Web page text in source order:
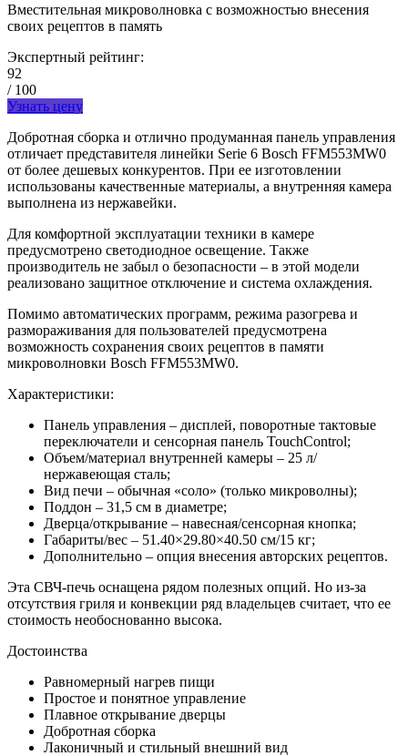
Вместительная микроволновка с возможностью внесения
своих рецептов в память
Экспертный рейтинг:
92
/ 100
Узнать цену
Добротная сборка и отлично продуманная панель управления
отличает представителя линейки Serie 6 Bosch FFM553MW0
от более дешевых конкурентов. При ее изготовлении
использованы качественные материалы, а внутренняя камера
выполнена из нержавейки.
Для комфортной эксплуатации техники в камере
предусмотрено светодиодное освещение. Также
производитель не забыл о безопасности – в этой модели
реализовано защитное отключение и система охлаждения.
Помимо автоматических программ, режима разогрева и
размораживания для пользователей предусмотрена
возможность сохранения своих рецептов в памяти
микроволновки Bosch FFM553MW0.
Характеристики:
Панель управления – дисплей, поворотные тактовые
переключатели и сенсорная панель TouchControl;
Объем/материал внутренней камеры – 25 л/
нержавеющая сталь;
Вид печи – обычная «соло» (только микроволны);
Поддон – 31,5 см в диаметре;
Дверца/открывание – навесная/сенсорная кнопка;
Габариты/вес – 51.40×29.80×40.50 см/15 кг;
Дополнительно – опция внесения авторских рецептов.
Эта СВЧ-печь оснащена рядом полезных опций. Но из-за
отсутствия гриля и конвекции ряд владельцев считает, что ее
стоимость необоснованно высока.
Достоинства
Равномерный нагрев пищи
Простое и понятное управление
Плавное открывание дверцы
Добротная сборка
Лаконичный и стильный внешний вид